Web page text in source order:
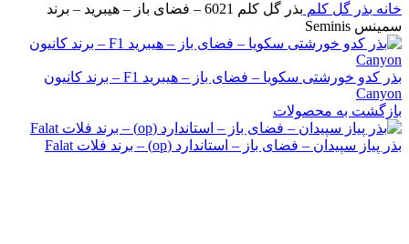
خانه بذر گل کلم
بذر گل کلم 6021 – فضای باز – هیبرید – برند
سمینس Seminis
بذر کدو خورشتی سکویا – فضای باز – هیبرید F1 – برند کانیون
Canyon
بازگشت به محصولات
بذر پیاز سپیدان – فضای باز – استاندارد (op) – برند فلات Falat